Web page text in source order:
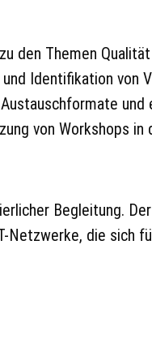
den Themen
Identifikation
von Workshops in
Begleitung.
die sich